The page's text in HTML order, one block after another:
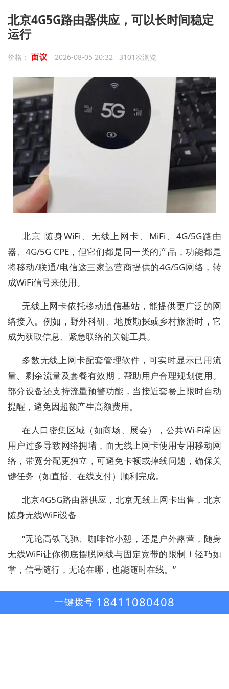
北京4G5G路由器供应，可以长时间稳定
运行
价格： 面议 2026-08-05 20:32 3101次浏览
北京 随身WiFi、无线上网卡、MiFi、4G/5G路由
器、4G/5G CPE，但它们都是同一类的产品，功能都是
将移动/联通/电信这三家运营商提供的4G/5G网络，转
成WiFi信号来使用。
无线上网卡依托移动通信基站，能提供更广泛的网
络接入。例如，野外科研、地质勘探或乡村旅游时，它
成为获取信息、紧急联络的关键工具。
多数无线上网卡配套管理软件，可实时显示已用流
量、剩余流量及套餐有效期，帮助用户合理规划使用。
部分设备还支持流量预警功能，当接近套餐上限时自动
提醒，避免因超额产生高额费用。
在人口密集区域（如商场、展会），公共Wi-Fi常因
用户过多导致网络拥堵，而无线上网卡使用专用移动网
络，带宽分配更独立，可避免卡顿或掉线问题，确保关
键任务（如直播、在线支付）顺利完成。
北京4G5G路由器供应，北京无线上网卡出售，北京
随身无线WiFi设备
“无论高铁飞驰、咖啡馆小憩，还是户外露营，随身
无线WiFi让你彻底摆脱网线与固定宽带的限制！轻巧如
掌，信号随行，无论在哪，也能随时在线。”
北京捷灵科技有限公司
一键拨号 18411080408